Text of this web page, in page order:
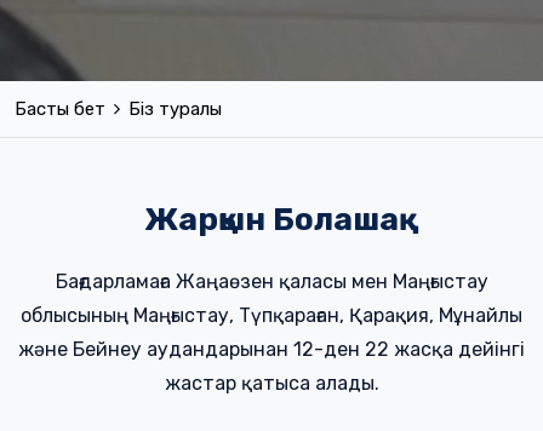
Басты бет Біз туралы
Жарқын Болашақ
Бағдарламаға Жаңаөзен қаласы мен Маңғыстау
облысының Маңғыстау, Түпқараған, Қарақия, Мұнайлы
және Бейнеу аудандарынан 12-ден 22 жасқа дейінгі
жастар қатыса алады.